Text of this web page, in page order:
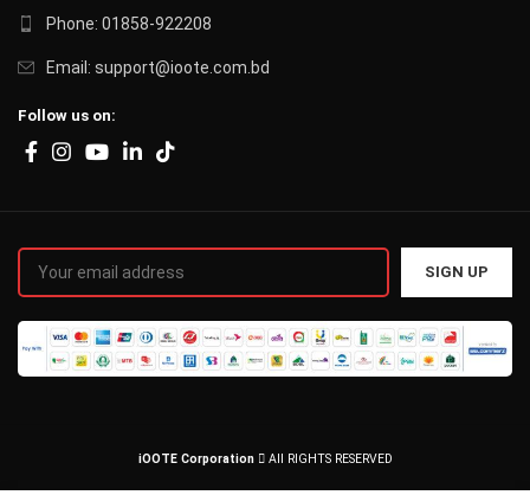
Phone: 01858-922208
Email: support@ioote.com.bd
Follow us on:
iOOTE Corporation All RIGHTS RESERVED